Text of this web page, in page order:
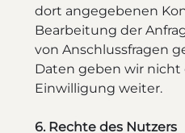
dort angegebenen
Bearbeitung der
von Anschlussfragen
Daten geben wir nicht
Einwilligung weiter.
6. Rechte des Nutzers